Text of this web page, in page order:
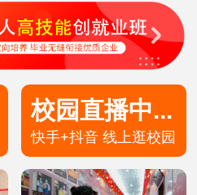
校园直播中...
快手+抖音 线上逛校园
12 技术+学籍 预约报名
8 技术+学籍 预约报名